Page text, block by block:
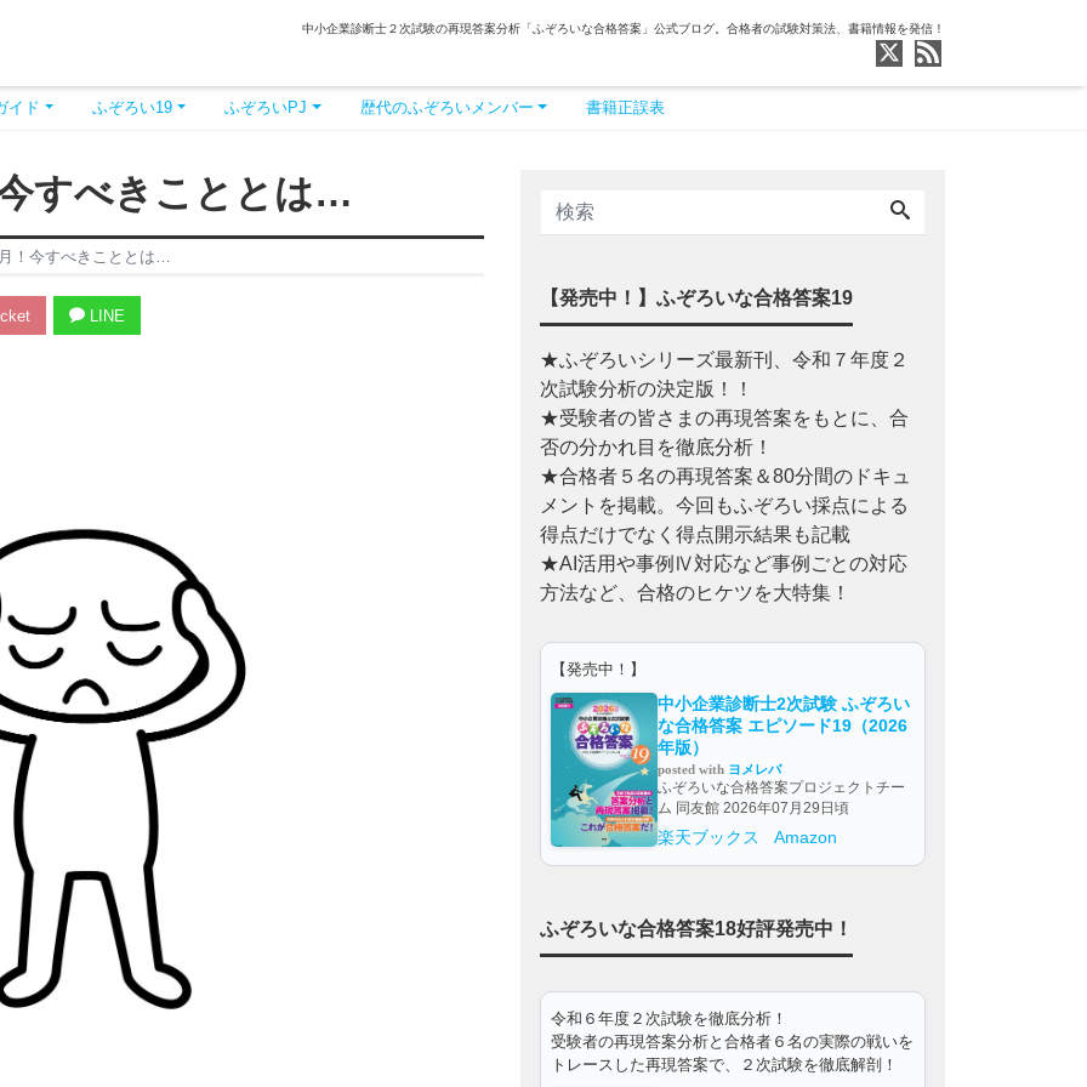
中小企業診断士２次試験の再現答案分析「ふぞろいな合格答案」公式ブログ。合格者の試験対策法、書籍情報を発信！
イド ふぞろい19 ふぞろいPJ 歴代のふぞろいメンバー 書籍正誤表
すべきこととは…
！今すべきこととは…
LINE
【発売中！】ふぞろいな合格答案19
★ふぞろいシリーズ最新刊、令和７年度２
次試験分析の決定版！！
★受験者の皆さまの再現答案をもとに、合
否の分かれ目を徹底分析！
★合格者５名の再現答案＆80分間のドキュ
メントを掲載。今回もふぞろい採点による
得点だけでなく得点開示結果も記載
★AI活用や事例Ⅳ対応など事例ごとの対応
方法など、合格のヒケツを大特集！
【発売中！】
中小企業診断士2次試験 ふぞろい
な合格答案 エピソード19（2026
年版）
posted with ヨメレバ
ふぞろいな合格答案プロジェクトチー
ム 同友館 2026年07月29日頃
楽天ブックス Amazon
ふぞろいな合格答案18好評発売中！
令和６年度２次試験を徹底分析！
受験者の再現答案分析と合格者６名の実際の戦いを
トレースした再現答案で、２次試験を徹底解剖！